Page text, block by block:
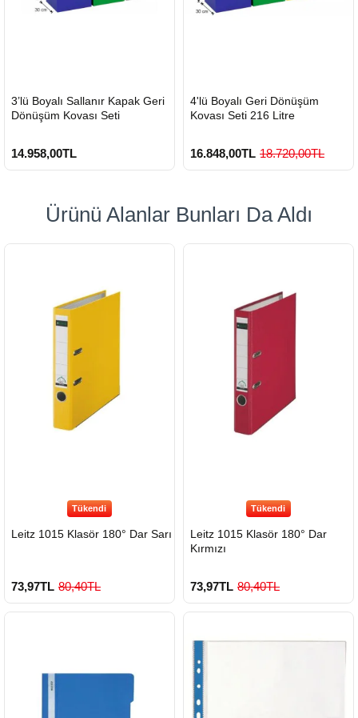
GÖNDERİ
3’lü Boyalı Sallanır Kapak Geri
Dönüşüm Kovası Seti
14.958,00TL
GÖNDERİ
4'lü Boyalı Geri Dönüşüm
Kovası Seti 216 Litre
16.848,00TL 18.720,00TL
Ürünü Alanlar Bunları Da Aldı
Tükendi
Leitz 1015 Klasör 180° Dar Sarı
73,97TL 80,40TL
Tükendi
Leitz 1015 Klasör 180° Dar
Kırmızı
73,97TL 80,40TL